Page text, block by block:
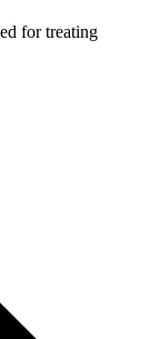
for treating